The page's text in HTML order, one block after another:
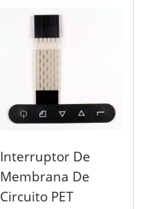
Interruptor De
Membrana De
Circuito PET